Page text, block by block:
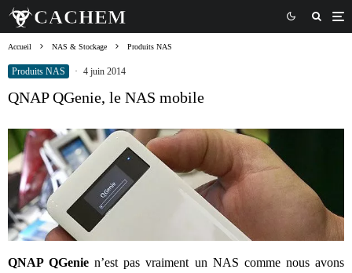
Accueil NAS & Stockage Produits NAS
Produits NAS · 4 juin 2014
QNAP QGenie, le NAS mobile
QNAP QGenie n’est pas vraiment un NAS comme nous avons